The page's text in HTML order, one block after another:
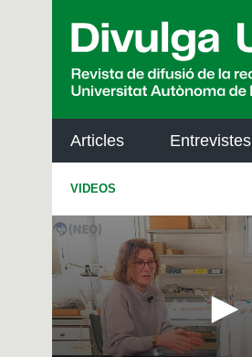
Articles Entrevistes
VIDEOS